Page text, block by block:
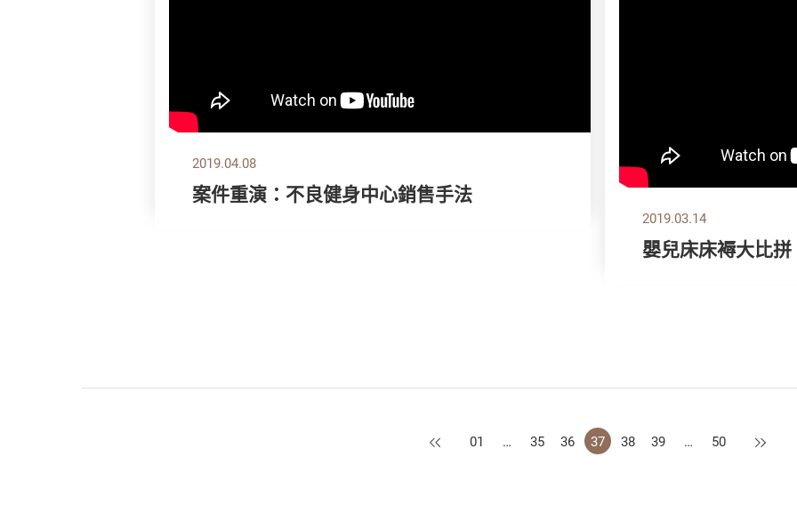
2019.04.08
案件重演：不良健身中心銷售手法
2019.03.14
嬰兒床床褥大比拼
上一頁
01 … 35 36 37 38 39 … 50 下一頁